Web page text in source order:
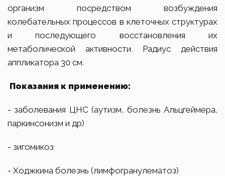
организм посредством возбуждения
колебательных процессов в клеточных структурах
и последующего восстановления их
метаболической активности. Радиус действия
аппликатора 30 см.
Показания к применению:
- заболевания ЦНС (аутизм, болезнь Альцгеймера,
паркинсонизм и др)
- зигомикоз
- Ходжкина болезнь (лимфогранулематоз)